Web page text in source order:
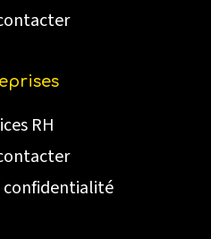
RH
confidentialité